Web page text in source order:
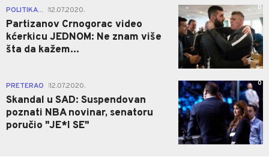
POLITIKA... 12.07.2020.
Partizanov Crnogorac video
kćerkicu JEDNOM: Ne znam više
šta da kažem...
0
PRETERAO 12.07.2020.
Skandal u SAD: Suspendovan
poznati NBA novinar, senatoru
poručio "JE*I SE"
0